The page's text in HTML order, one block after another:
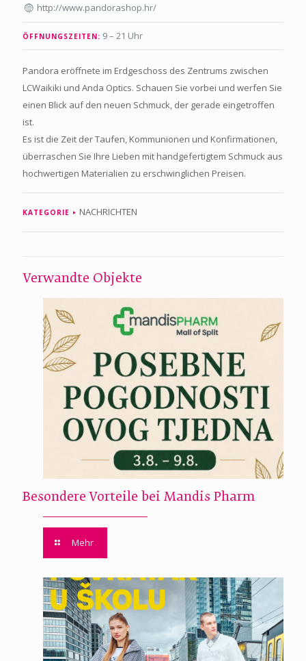
http://www.pandorashop.hr/
ÖFFNUNGSZEITEN: 9 – 21 Uhr
Pandora eröffnete im Erdgeschoss des Zentrums zwischen
LCWaikiki und Anda Optics. Schauen Sie vorbei und werfen Sie
einen Blick auf den neuen Schmuck, der gerade eingetroffen
ist.
Es ist die Zeit der Taufen, Kommunionen und Konfirmationen,
überraschen Sie Ihre Lieben mit handgefertigtem Schmuck aus
hochwertigen Materialien zu erschwinglichen Preisen.
KATEGORIE NACHRICHTEN
Verwandte Objekte
Besondere Vorteile bei Mandis Pharm
Mehr